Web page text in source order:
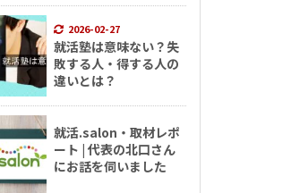
2026-02-27
就活塾は意味ない？失
敗する人・得する人の
違いとは？
就活.salon・取材レポ
ート | 代表の北口さん
にお話を伺いました